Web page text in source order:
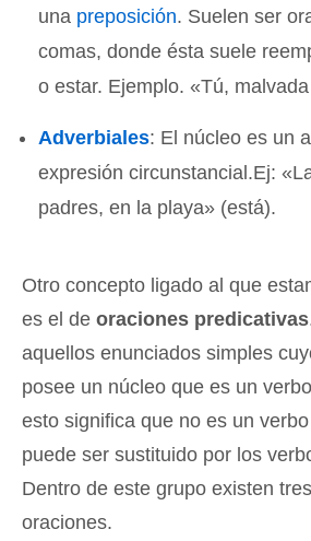
una preposición. Suelen ser
comas, donde ésta suele
o estar. Ejemplo. «Tú,
Adverbiales: El núcleo es un
expresión circunstancial.Ej:
padres, en la playa» (está).
Otro concepto ligado al que
es el de oraciones predicativas
aquellos enunciados simples
posee un núcleo que es un
esto significa que no es un
puede ser sustituido por los
Dentro de este grupo existen
oraciones.